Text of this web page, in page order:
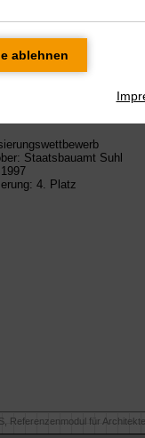
modell
Staatsbauamt Suhl
4. Platz
Referenzenmodul für